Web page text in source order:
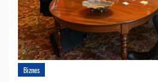
Biznes